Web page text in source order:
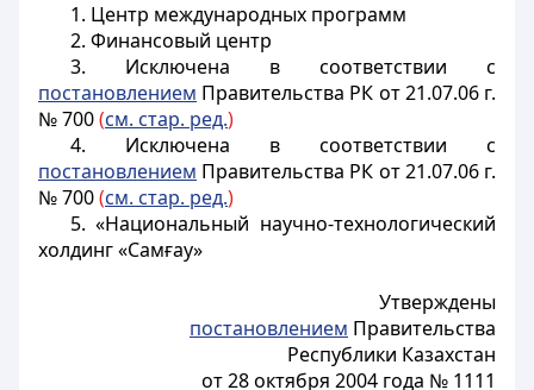
1. Центр международных программ
2. Финансовый центр
3. Исключена в соответствии с
постановлением Правительства РК от 21.07.06 г.
№ 700(см. стар. ред.)
4. Исключена в соответствии с
постановлением Правительства РК от 21.07.06 г.
№ 700(см. стар. ред.)
5. «Национальный научно-технологический
холдинг «Самғау»
Утверждены
постановлением Правительства
Республики Казахстан
от 28 октября 2004 года № 1111